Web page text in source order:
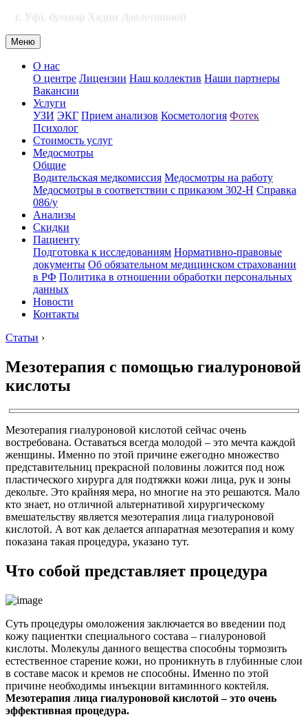
г. Уфа, бульвар Хадии Давлетшиной
Меню
О нас
О центре Лицензии Наш коллектив Наши партнеры
Вакансии
Услуги
УЗИ ЭКГ Прием анализов Косметология Фотек
Психолог
Стоимость услуг
Медосмотры
Общие
Водительская медкомиссия Медосмотры на работу
Медосмотры в соответствии с приказом 302-Н Справка
086/у
Анализы
Скидки
Пациенту
Подготовка к исследованиям Нормативно-правовые
документы Об обязательном медицинском страховании
в РФ Политика в отношении обработки персональных
данных
Новости
Контакты
Статьи ›
Мезотерапия с помощью гиалуроновой
кислоты
Мезотерапия гиалуроновой кислотой сейчас очень
востребована. Оставаться всегда молодой – это мечта каждой
женщины. Именно по этой причине ежегодно множество
представительниц прекрасной половины ложится под нож
пластического хирурга для подтяжки кожи лица, рук и зоны
декольте. Это крайняя мера, но многие на это решаются. Мало
кто знает, но отличной альтернативой хирургическому
вмешательству является мезотерапия лица гиалуроновой
кислотой. А вот как делается аппаратная мезотерапия и кому
показана такая процедура, указано тут.
Что собой представляет процедура
Суть процедуры омоложения заключается во введении под
кожу пациентки специального состава – гиалуроновой
кислоты. Молекулы данного вещества способны тормозить
естественное старение кожи, но проникнуть в глубинные слои
в составе масок и кремов не способны. Именно по этой
причине необходимы инъекции витаминного коктейля.
Мезотерапия лица гиалуроновой кислотой – это очень
эффективная процедура.